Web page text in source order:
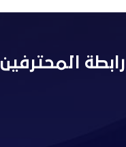
المحترفين